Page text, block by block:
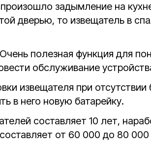
задымление на
дверью, то извещатель в
полезная функция для
обслуживание
извещателя при отсутствии
в него новую батарейку.
составляет 10 лет,
от 60 000 до 80 000